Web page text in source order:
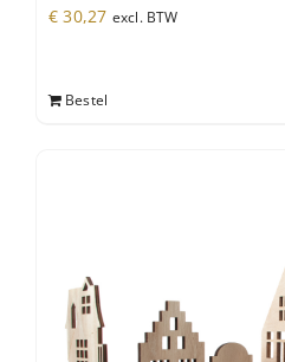
€ 30,27 excl. BTW
Bestel